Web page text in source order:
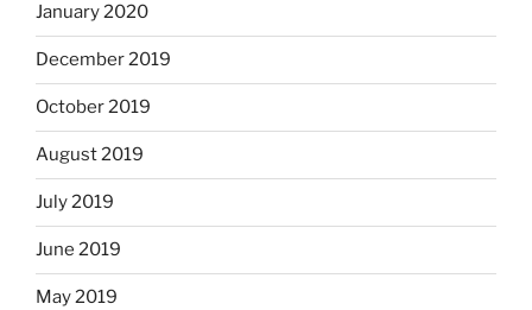
January 2020
December 2019
October 2019
August 2019
July 2019
June 2019
May 2019